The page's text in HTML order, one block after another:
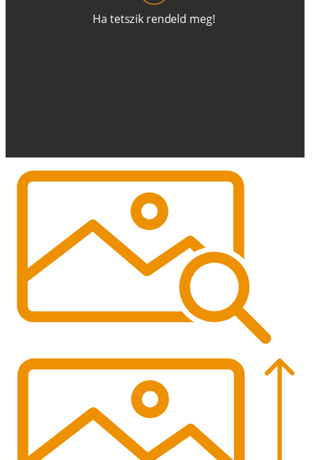
Ha tetszik rendeld meg!